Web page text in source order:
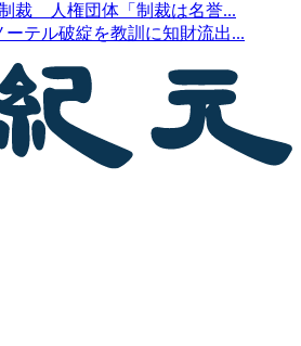
裁 人権団体「制裁は名誉...
テル破綻を教訓に知財流出...